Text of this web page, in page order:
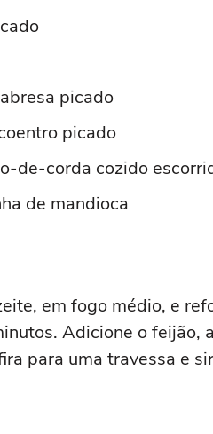
picado
picado
de-corda cozido
de mandioca
em fogo médio, e
Adicione o feijão,
para uma travessa e